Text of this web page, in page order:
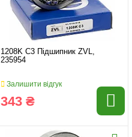
1208K C3 Підшипник ZVL,
235954
Залишити відгук
343 ₴